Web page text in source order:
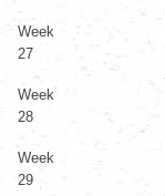
Week
27
Week
28
Week
29